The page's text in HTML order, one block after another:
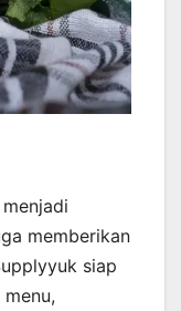
memberikan
siap